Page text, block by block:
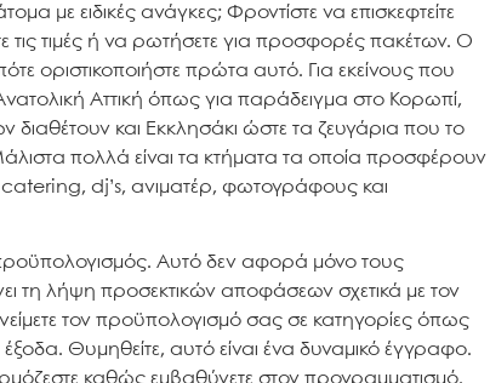
με ειδικές ανάγκες; Φροντίστε να επισκεφτείτε
τις τιμές ή να ρωτήσετε για προσφορές πακέτων. Ο
οριστικοποιήστε πρώτα αυτό. Για εκείνους που
Αττική όπως για παράδειγμα στο Κορωπί,
και Εκκλησάκι ώστε τα ζευγάρια που το
πολλά είναι τα κτήματα τα οποία προσφέρουν
dj’s, ανιματέρ, φωτογράφους και
Αυτό δεν αφορά μόνο τους
τη λήψη προσεκτικών αποφάσεων σχετικά με τον
τον προϋπολογισμό σας σε κατηγορίες όπως
Θυμηθείτε, αυτό είναι ένα δυναμικό έγγραφο.
καθώς εμβαθύνετε στον προγραμματισμό.